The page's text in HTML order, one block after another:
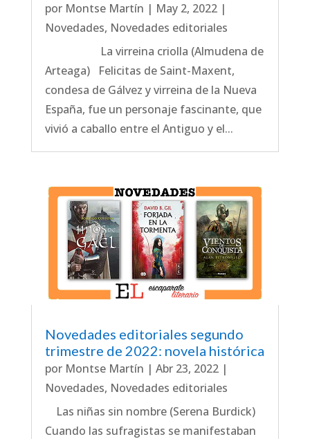
por Montse Martín | May 2, 2022|
Novedades, Novedades editoriales
La virreina criolla (Almudena de
Arteaga) Felicitas de Saint-Maxent,
condesa de Gálvez y virreina de la Nueva
España, fue un personaje fascinante, que
vivió a caballo entre el Antiguo y el...
Novedades editoriales segundo
trimestre de 2022: novela histórica
por Montse Martín | Abr 23, 2022|
Novedades, Novedades editoriales
Las niñas sin nombre (Serena Burdick)
Cuando las sufragistas se manifestaban